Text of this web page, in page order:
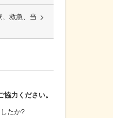
救急、当
力ください。
たか?